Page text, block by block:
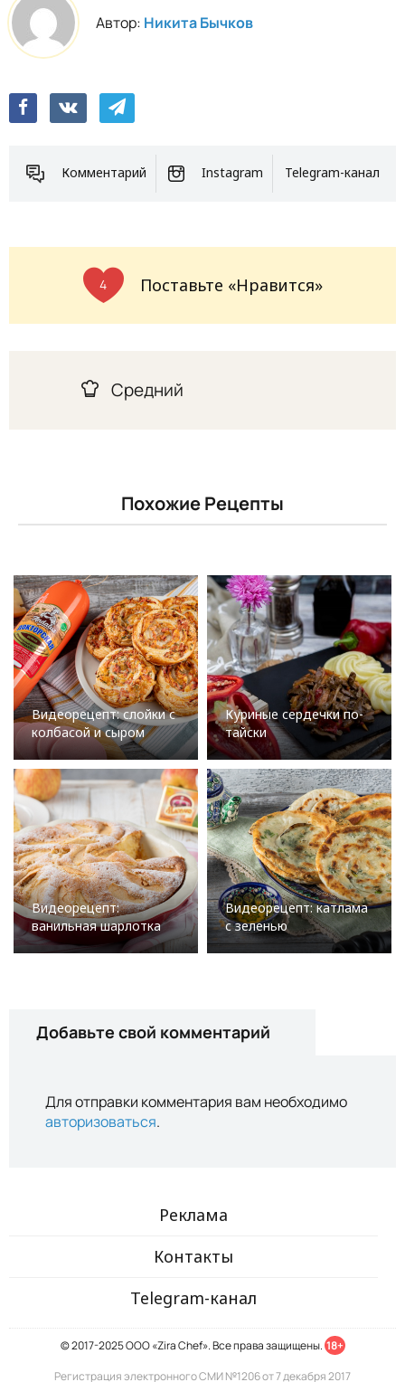
Автор: Никита Бычков
Комментарий Instagram Telegram-канал
4 Поставьте «Нравится»
Средний
Похожие Рецепты
Видеорецепт: слойки с
колбасой и сыром
Куриные сердечки по-
тайски
Видеорецепт:
ванильная шарлотка
Видеорецепт: катлама
с зеленью
Добавьте свой комментарий
Для отправки комментария вам необходимо
авторизоваться.
Реклама
Контакты
Telegram-канал
© 2017-2025 ООО «Zira Chef». Все права защищены. 18+
Регистрация электронного СМИ №1206 от 7 декабря 2017